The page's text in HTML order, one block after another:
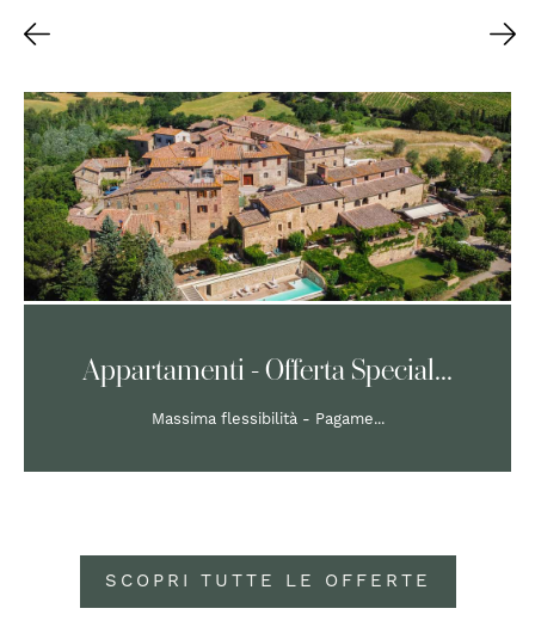
Appartamenti - Offerta Special...
Massima flessibilità - Pagame...
SCOPRI TUTTE LE OFFERTE